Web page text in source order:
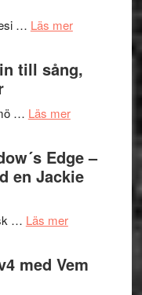
terräng
… Läs merom
Hannes
Pöntinen
avslutar
Scensommar
till sång,
… Läs merom
in
till
och
Edge –
en Jackie
… Läs merom
Shadow
med Vem